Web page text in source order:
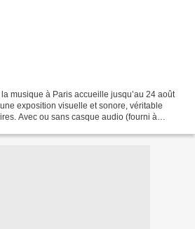
musique à Paris accueille jusqu’au 24 août
exposition visuelle et sonore, véritable
Avec ou sans casque audio (fourni à